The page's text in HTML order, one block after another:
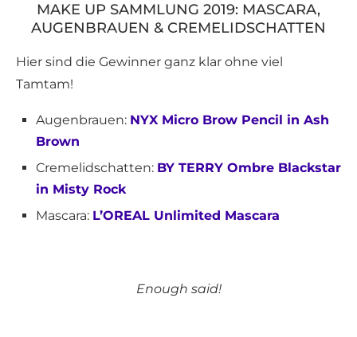
MAKE UP SAMMLUNG 2019: MASCARA,
AUGENBRAUEN & CREMELIDSCHATTEN
Hier sind die Gewinner ganz klar ohne viel
Tamtam!
Augenbrauen: NYX Micro Brow Pencil in Ash
Brown
Cremelidschatten: BY TERRY Ombre Blackstar
in Misty Rock
Mascara: L’OREAL Unlimited Mascara
Enough said!